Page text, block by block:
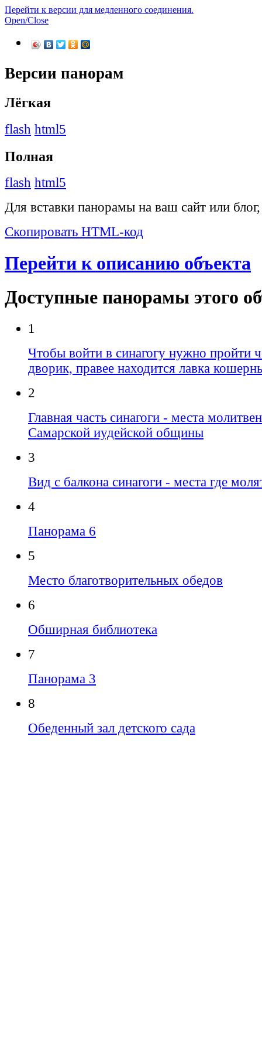
Перейти к версии для медленного соединения.
Open/Close
Версии панорам
Лёгкая
flash html5
Полная
flash html5
Для вставки панорамы на ваш сайт или
Скопировать HTML-код
Перейти к описанию объекта
Доступные панорамы этого
1
Чтобы войти в синагогу нужно пройти
дворик, правее находится лавка
2
Главная часть синагоги - места
Самарской иудейской общины
3
Вид с балкона синагоги - места где
4
Панорама 6
5
Место благотворительных обедов
6
Обширная библиотека
7
Панорама 3
8
Обеденный зал детского сада